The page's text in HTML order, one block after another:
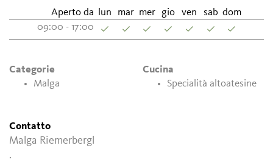
Aperto da lun mar mer gio ven sab dom
09:00 - 17:00
Categorie
Malga
Cucina
Specialità altoatesine
Contatto
Malga Riemerbergl
.